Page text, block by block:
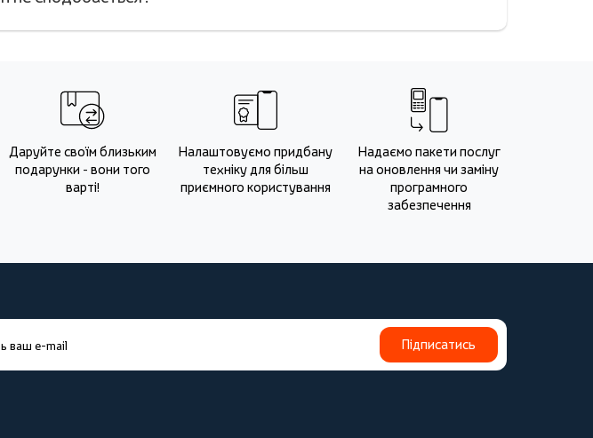
Даруйте своїм близьким
подарунки - вони того
варті!
Налаштовуємо придбану
техніку для більш
приємного користування
Надаємо пакети послуг
на оновлення чи заміну
програмного
забезпечення
Підписатись